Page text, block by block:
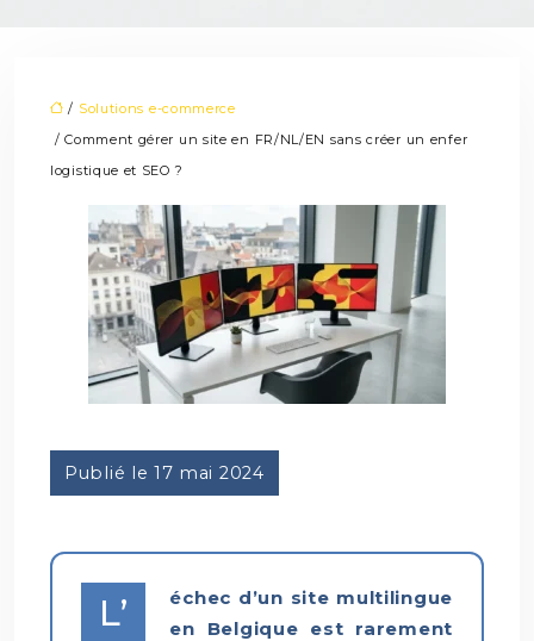
/ Solutions e-commerce
/ Comment gérer un site en FR/NL/EN sans créer un enfer
logistique et SEO ?
Publié le 17 mai 2024
L’
échec d’un site multilingue
en Belgique est rarement